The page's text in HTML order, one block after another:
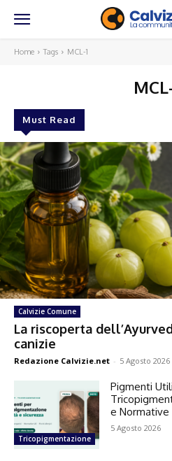
Home Tags MCL-1
Must Read
Calvizie Comune
La riscoperta
canizie
Redazione Calvizie.net - 5 Agosto 2026
Tricopigmentazione
Pigmenti
e Normative
5 Agosto 2026